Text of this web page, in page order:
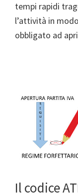
tempi rapidi
l’attività in
obbligato ad
Il codice